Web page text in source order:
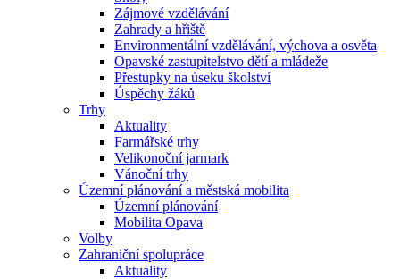
Zájmové vzdělávání
Zahrady a hřiště
Environmentální vzdělávání, výchova a osvěta
Opavské zastupitelstvo dětí a mládeže
Přestupky na úseku školství
Úspěchy žáků
Trhy
Aktuality
Farmářské trhy
Velikonoční jarmark
Vánoční trhy
Územní plánování a městská mobilita
Územní plánování
Mobilita Opava
Volby
Zahraniční spolupráce
Aktuality